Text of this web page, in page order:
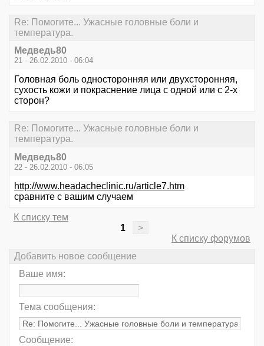
Re: Помогите... Ужасные головные боли и
температура.
Медведь80
21 - 26.02.2010 - 06:04
Головная боль односторонняя или двухсторонняя,
сухость кожи и покраснение лица с одной или с 2-х
сторон?
Re: Помогите... Ужасные головные боли и
температура.
Медведь80
22 - 26.02.2010 - 06:05
http://www.headacheclinic.ru/article7.htm
сравните с вашим случаем
К списку тем
1
>
К списку форумов
Добавить новое сообщение
Ваше имя:
Тема сообщения:
Сообщение: